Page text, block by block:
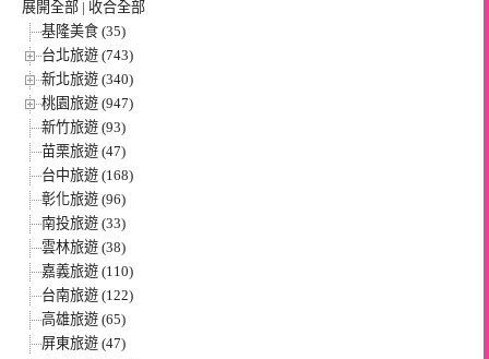
展開全部 | 收合全部
基隆美食 (35)
台北旅遊 (743)
新北旅遊 (340)
桃園旅遊 (947)
新竹旅遊 (93)
苗栗旅遊 (47)
台中旅遊 (168)
彰化旅遊 (96)
南投旅遊 (33)
雲林旅遊 (38)
嘉義旅遊 (110)
台南旅遊 (122)
高雄旅遊 (65)
屏東旅遊 (47)